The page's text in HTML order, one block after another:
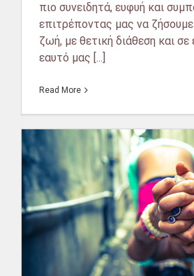
πιο συνειδητά, ευφυή και
επιτρέποντας μας να
ζωή, με θετική διάθεση και σε
εαυτό μας [...]
Read More